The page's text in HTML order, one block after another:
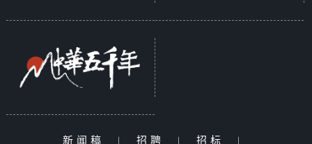
新闻稿 | 招聘 | 招标
|